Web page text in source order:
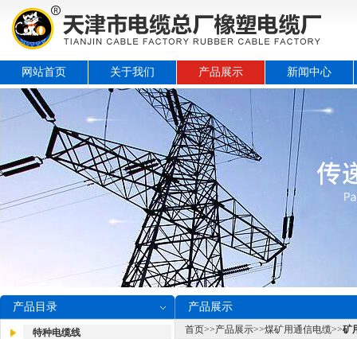
网站首页 关于我们 产品展示 新闻中心
产品目录
特种电缆线
产品展示
首页>>产品展示>>煤矿用通信电缆>>矿